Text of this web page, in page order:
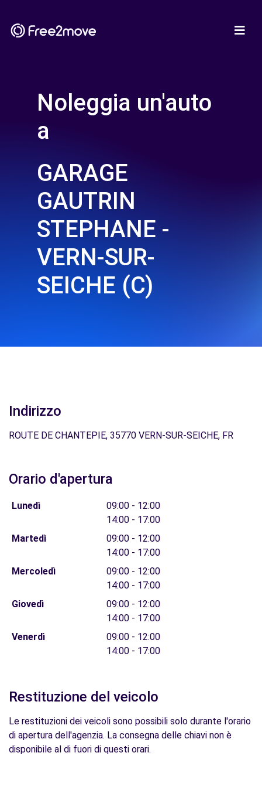
Noleggia un'auto
a
GARAGE
GAUTRIN
STEPHANE -
VERN-SUR-
SEICHE (C)
Indirizzo
ROUTE DE CHANTEPIE, 35770 VERN-SUR-SEICHE, FR
Orario d'apertura
Lunedì
09:00 - 12:00
14:00 - 17:00
Martedì
09:00 - 12:00
14:00 - 17:00
Mercoledì
09:00 - 12:00
14:00 - 17:00
Giovedì
09:00 - 12:00
14:00 - 17:00
Venerdì
09:00 - 12:00
14:00 - 17:00
Restituzione del veicolo
Le restituzioni dei veicoli sono possibili solo durante l'orario
di apertura dell'agenzia. La consegna delle chiavi non è
disponibile al di fuori di questi orari.